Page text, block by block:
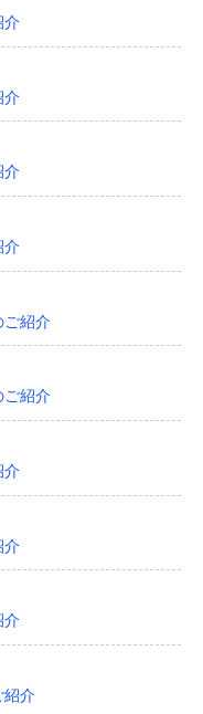
介
介
介
介
ご紹介
ご紹介
介
介
介
紹介